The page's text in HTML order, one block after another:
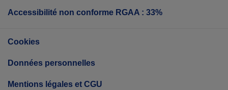
Accessibilité non conforme RGAA : 33%
Cookies
Données personnelles
Mentions légales et CGU